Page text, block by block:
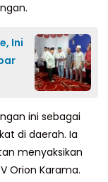
Ini
ini sebagai
di daerah. Ia
menyaksikan
Orion Karama.